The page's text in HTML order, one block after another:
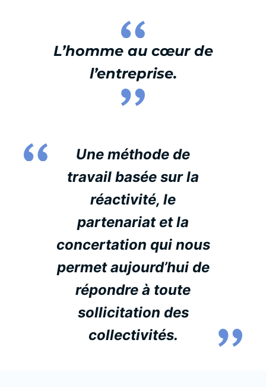
L’homme au cœur de
l’entreprise.
Une méthode de
travail basée sur la
réactivité, le
partenariat et la
concertation qui nous
permet aujourd’hui de
répondre à toute
sollicitation des
collectivités.